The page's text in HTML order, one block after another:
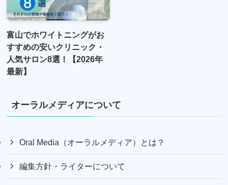
富山でホワイトニングがお
すすめの安いクリニック・
人気サロン8選！【2026年
最新】
オーラルメディアについて
Oral Media（オーラルメディア）とは？
編集方針・ライターについて